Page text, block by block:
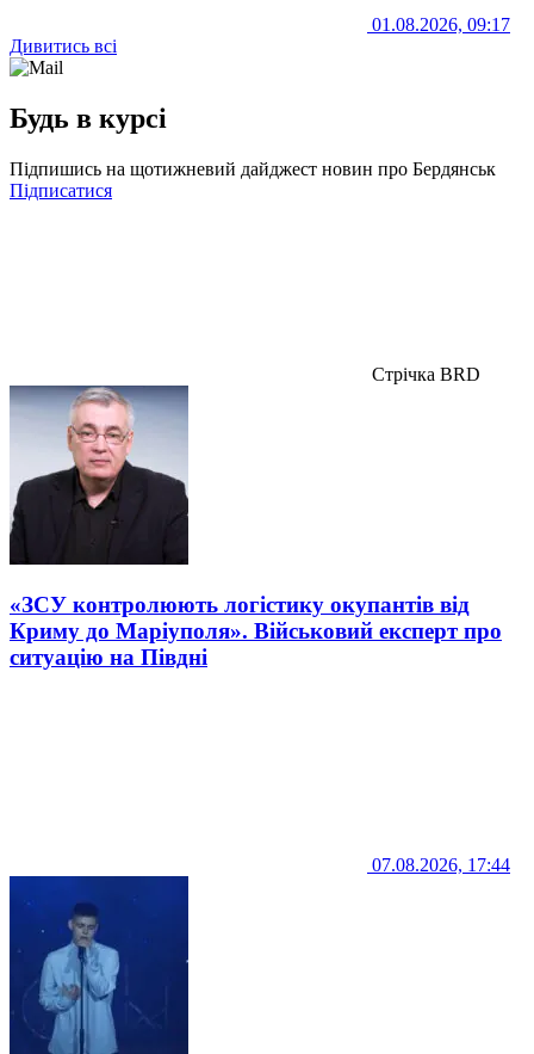
01.08.2026, 09:17
Дивитись всі
Будь в курсі
Підпишись на щотижневий дайджест новин про Бердянськ
Підписатися
Стрічка BRD
«ЗСУ контролюють логістику окупантів від
Криму до Маріуполя». Військовий експерт про
ситуацію на Півдні
07.08.2026, 17:44